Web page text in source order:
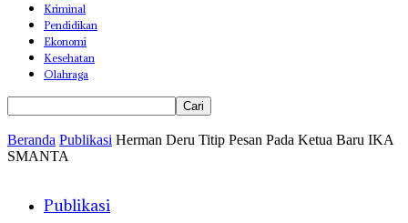
Kriminal
Pendidikan
Ekonomi
Kesehatan
Olahraga
Beranda Publikasi Herman Deru Titip Pesan Pada Ketua Baru IKA
SMANTA
Publikasi